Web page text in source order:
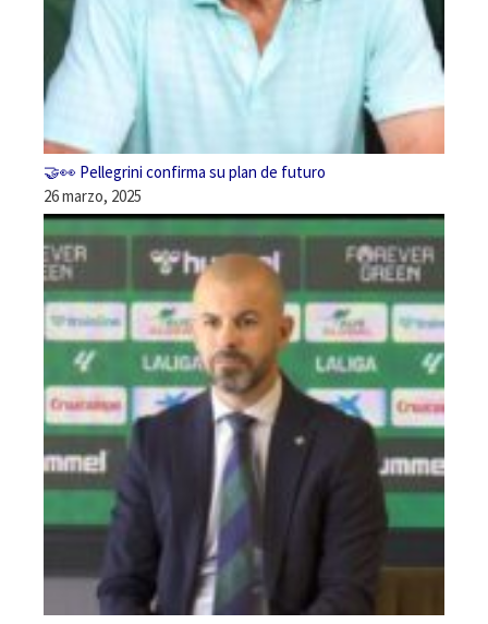
🤝👀 Pellegrini confirma su plan de futuro
26 marzo, 2025